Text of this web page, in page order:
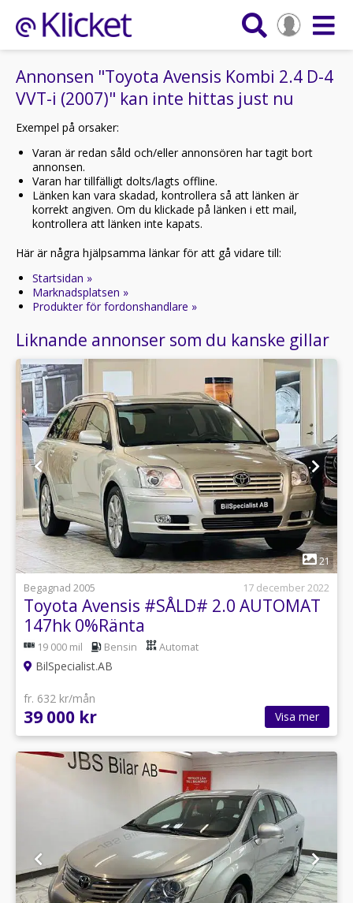
Annonsen "Toyota Avensis Kombi 2.4 D-4
VVT-i (2007)" kan inte hittas just nu
Exempel på orsaker:
Varan är redan såld och/eller annonsören har tagit bort
annonsen.
Varan har tillfälligt dolts/lagts offline.
Länken kan vara skadad, kontrollera så att länken är
korrekt angiven. Om du klickade på länken i ett mail,
kontrollera att länken inte kapats.
Här är några hjälpsamma länkar för att gå vidare till:
Startsidan »
Marknadsplatsen »
Produkter för fordonshandlare »
Liknande annonser som du kanske gillar
21
Begagnad 2005
17 december 2022
Toyota Avensis #SÅLD# 2.0 AUTOMAT
147hk 0%Ränta
19 000 mil Bensin Automat
BilSpecialist.AB
fr. 632 kr/mån
39 000 kr Visa mer